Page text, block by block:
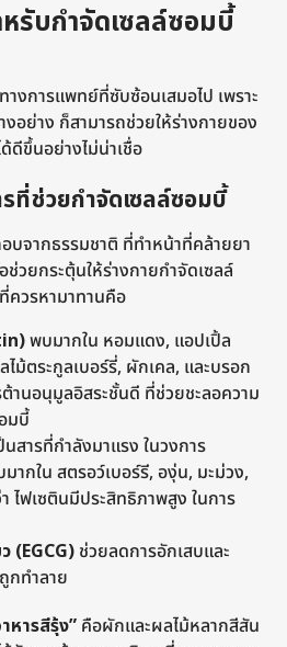
รับกำจัดเซลล์ซอมบี้
างการแพทย์ที่ซับซ้อนเสมอไป เพราะ
อย่าง ก็สามารถช่วยให้ร่างกายของ
ดีขึ้นอย่างไม่น่าเชื่อ
ที่ช่วยกำจัดเซลล์ซอมบี้
บจากธรรมชาติ ที่ทำหน้าที่คล้ายยา
วยกระตุ้นให้ร่างกายกำจัดเซลล์
ควรหามาทานคือ
พบมากใน หอมแดง, แอปเปิ้ล
ไม้ตระกูลเบอร์รี่, ผักเคล, และบรอก
านอนุมูลอิสระชั้นดี ที่ช่วยชะลอความ
มบี้
นสารที่กำลังมาแรง ในวงการ
ากใน สตรอว์เบอร์รี, องุ่น, มะม่วง,
ไฟเซตินมีประสิทธิภาพสูง ในการ
(EGCG) ช่วยลดการอักเสบและ
กทำลาย
หารสีรุ้ง” คือผักและผลไม้หลากสีสัน